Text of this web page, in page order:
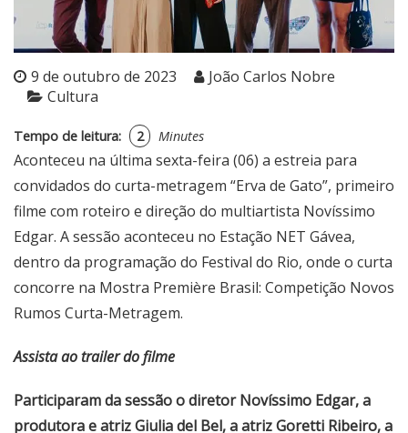
9 de outubro de 2023
João Carlos Nobre
Cultura
Tempo de leitura: 2 Minutes
Aconteceu na última sexta-feira (06) a estreia para
convidados do curta-metragem “Erva de Gato”, primeiro
filme com roteiro e direção do multiartista Novíssimo
Edgar. A sessão aconteceu no Estação NET Gávea,
dentro da programação do Festival do Rio, onde o curta
concorre na Mostra Première Brasil: Competição Novos
Rumos Curta-Metragem.
Assista ao trailer do filme
Participaram da sessão o diretor Novíssimo Edgar, a
produtora e atriz Giulia del Bel, a atriz Goretti Ribeiro, a